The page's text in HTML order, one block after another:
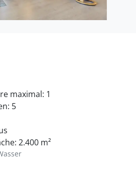
maximal: 1
5
2.400 m²